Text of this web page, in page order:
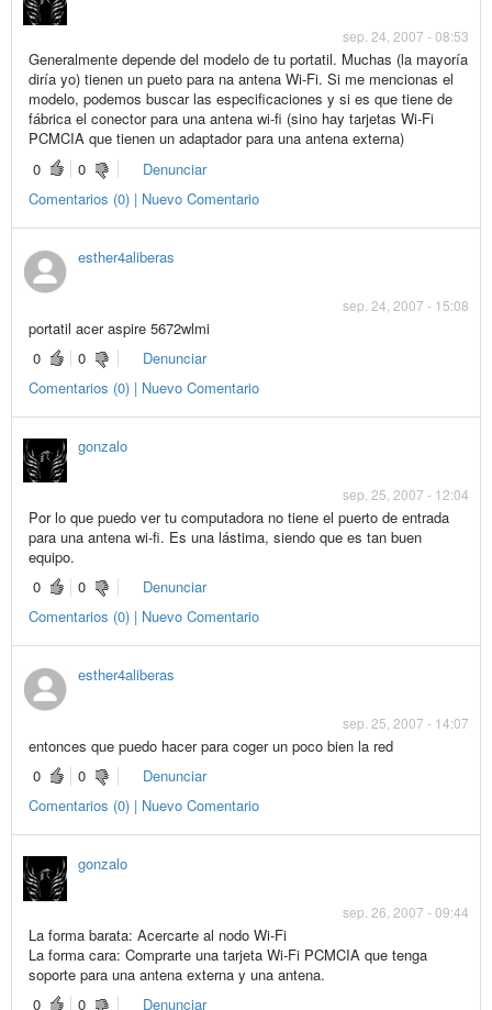
sep. 24, 2007 - 08:53
Generalmente depende del modelo de tu portatil. Muchas (la mayoría
diría yo) tienen un pueto para na antena Wi-Fi. Si me mencionas el
modelo, podemos buscar las especificaciones y si es que tiene de
fábrica el conector para una antena wi-fi (sino hay tarjetas Wi-Fi
PCMCIA que tienen un adaptador para una antena externa)
0
0
Denunciar
Comentarios (0) | Nuevo Comentario
esther4aliberas
sep. 24, 2007 - 15:08
portatil acer aspire 5672wlmi
0
0
Denunciar
Comentarios (0) | Nuevo Comentario
gonzalo
sep. 25, 2007 - 12:04
Por lo que puedo ver tu computadora no tiene el puerto de entrada
para una antena wi-fi. Es una lástima, siendo que es tan buen
equipo.
0
0
Denunciar
Comentarios (0) | Nuevo Comentario
esther4aliberas
sep. 25, 2007 - 14:07
entonces que puedo hacer para coger un poco bien la red
0
0
Denunciar
Comentarios (0) | Nuevo Comentario
gonzalo
sep. 26, 2007 - 09:44
La forma barata: Acercarte al nodo Wi-Fi
La forma cara: Comprarte una tarjeta Wi-Fi PCMCIA que tenga
soporte para una antena externa y una antena.
0
0
Denunciar